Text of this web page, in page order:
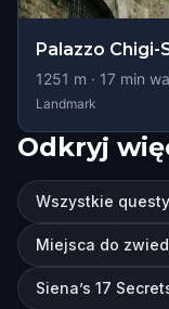
Palazzo Chigi-
1251 m · 17 min
Landmark
Odkryj
Wszystkie
Miejsca do
Siena’s 17